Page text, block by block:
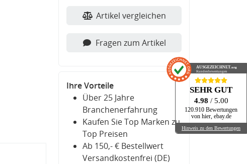
Artikel vergleichen
Fragen zum Artikel
Ihre Vorteile
Über 25 Jahre
Branchenerfahrung
Kaufen Sie Top Marken zu
Top Preisen
Ab 150,- € Bestellwert
Versandkostenfrei (DE)
AUSGEZEICHNET.org
Kundenbewertungen
SEHR GUT
4.98 / 5.00
120.910 Bewertungen
von hier, ebay.de
Hinweis zu den Bewertungen